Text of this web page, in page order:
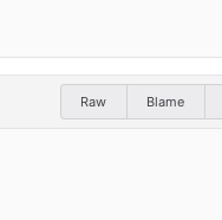
Raw Blame